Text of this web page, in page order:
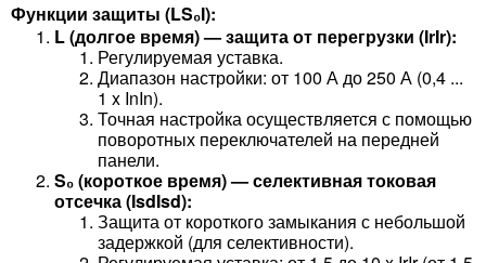
Функции защиты (LS₀I):
L (долгое время) — защита от перегрузки (IrIr​):
Регулируемая уставка.
Диапазон настройки: от 100 А до 250 А (0,4 ...
1 x InIn​).
Точная настройка осуществляется с помощью
поворотных переключателей на передней
панели.
S₀ (короткое время) — селективная токовая
отсечка (IsdIsd​):
Защита от короткого замыкания с небольшой
задержкой (для селективности).